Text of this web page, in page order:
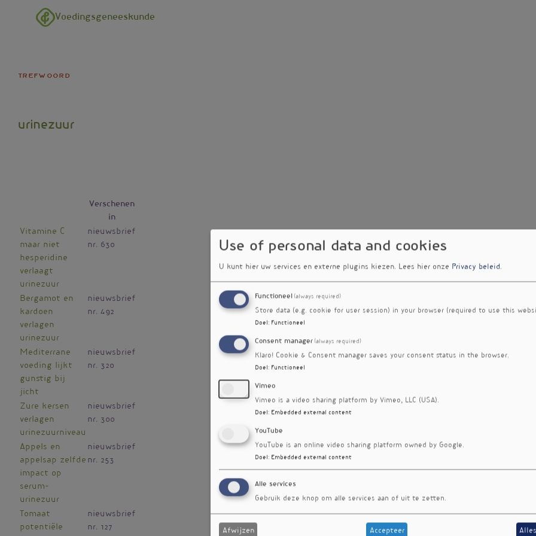
Overslaan en naar de inhoud gaan
Voedingsgeneeskunde
trefwoord
urinezuur
Verschenen
in
Vitamine C
maar niet
hesperidine
verlaagt
urinezuur
nieuwsbrief
nr. 630
Bergamot en
kardoen
verlagen
urinezuur
nieuwsbrief
nr. 492
Mediterrane
voeding lijkt
gunstig bij
jicht
nieuwsbrief
nr. 320
Zure kersen
verlagen
urinezuurniveau
nieuwsbrief
nr. 300
Appels en
appelsap zelfde
impact op
serum-
urinezuur
nieuwsbrief
nr. 253
Tomaat
potentiële
nieuwsbrief
nr. 127
Use of personal data and cookies
U kunt hier uw services en externe plugins kiezen. Lees hier onze Privacy beleid.
Functioneel (always required)
Store data (e.g. cookie for user session) in your browser (required to use this
Doel : Functioneel
Consent manager (always required)
Klaro! Cookie & Consent manager saves your consent status in the browser.
Doel : Functioneel
Vimeo
Vimeo is a video sharing platform by Vimeo, LLC (USA).
Doel : Embedded external content
YouTube
YouTube is an online video sharing platform owned by Google.
Doel : Embedded external content
Alle services
Gebruik deze knop om alle services aan of uit te zetten.
Afwijzen Accepteer